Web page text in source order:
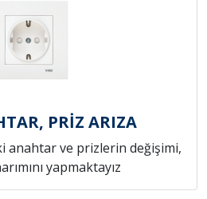
PRİZ ARIZA
anahtar ve prizlerin değişimi,
yapmaktayız